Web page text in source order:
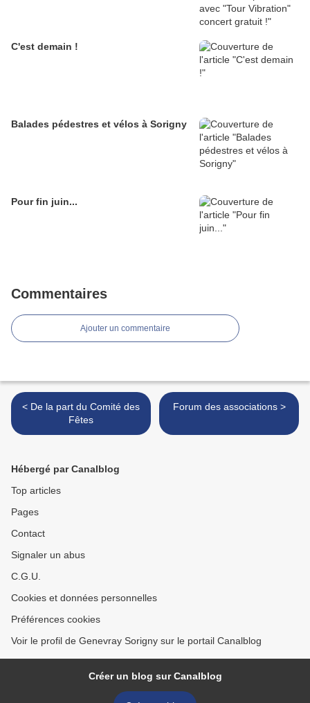
C'est demain !
Balades pédestres et vélos à Sorigny
Pour fin juin...
Commentaires
Ajouter un commentaire
< De la part du Comité des
Fêtes
Forum des associations >
Hébergé par Canalblog
Top articles
Pages
Contact
Signaler un abus
C.G.U.
Cookies et données personnelles
Préférences cookies
Voir le profil de Genevray Sorigny sur le portail Canalblog
Créer un blog sur Canalblog